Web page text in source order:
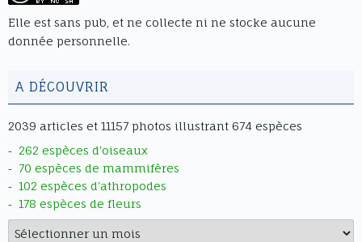
fin"; if (span.innerText.includes("Turn
on/off Sound")) span.innerText = "Son
on/off"; if
Mode")) span.innerText = "Mode
simple page"; if
(span.innerText.includes("Double
double page"; });
document.querySelectorAll(".df-
sidemenu-title div").forEach(el => {
(el.innerText.includes("THUMBNAILS"))
Elle est sans pub, et ne collecte ni ne stocke aucune
donnée personnelle.
A DÉCOUVRIR
2039 articles et 11157 photos illustrant 674 espèces
262 espèces d'oiseaux
70 espèces de mammifères
102 espèces d'athropodes
178 espèces de fleurs
Archives